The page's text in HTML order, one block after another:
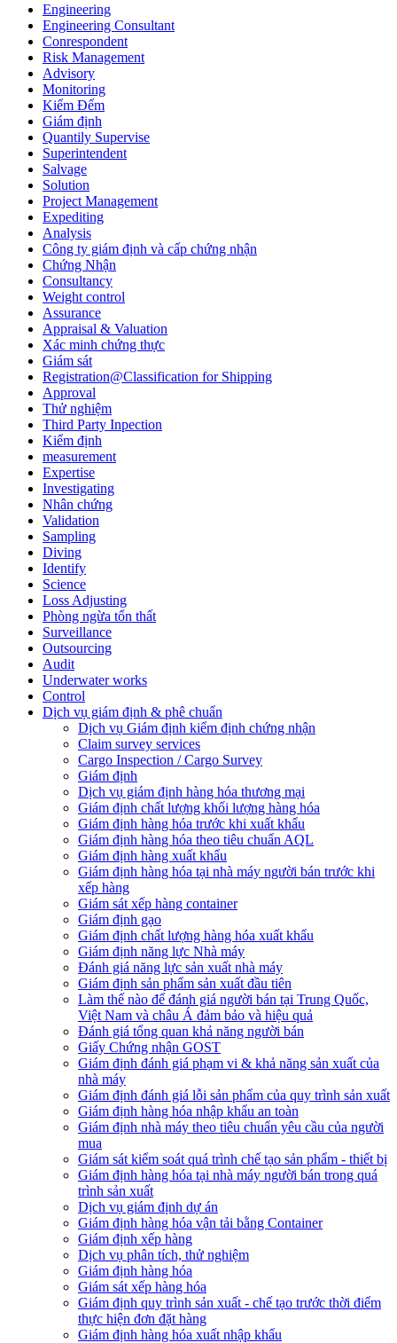
Engineering
Engineering Consultant
Conrespondent
Risk Management
Advisory
Monitoring
Kiểm Đếm
Giám định
Quantily Supervise
Superintendent
Salvage
Solution
Project Management
Expediting
Analysis
Công ty giám định và cấp chứng nhận
Chứng Nhận
Consultancy
Weight control
Assurance
Appraisal & Valuation
Xác minh chứng thực
Giám sát
Registration@Classification for Shipping
Approval
Thử nghiệm
Third Party Inpection
Kiểm định
measurement
Expertise
Investigating
Nhân chứng
Validation
Sampling
Diving
Identify
Science
Loss Adjusting
Phòng ngừa tổn thất
Surveillance
Outsourcing
Audit
Underwater works
Control
Dịch vụ giám định & phê chuẩn
Dịch vụ Giám định kiểm định chứng nhận
Claim survey services
Cargo Inspection / Cargo Survey
Giám định
Dịch vụ giám định hàng hóa thương mại
Giám định chất lượng khối lượng hàng hóa
Giám định hàng hóa trước khi xuất khẩu
Giám định hàng hóa theo tiêu chuẩn AQL
Giám định hàng xuất khẩu
Giám định hàng hóa tại nhà máy người bán trước khi
xếp hàng
Giám sát xếp hàng container
Giám định gạo
Giám định chất lượng hàng hóa xuất khẩu
Giám định năng lực Nhà máy
Đánh giá năng lực sản xuất nhà máy
Giám định sản phẩm sản xuất đầu tiên
Làm thế nào để đánh giá người bán tại Trung Quốc,
Việt Nam và châu Á đảm bảo và hiệu quả
Đánh giá tổng quan khả năng người bán
Giấy Chứng nhận GOST
Giám định đánh giá phạm vi & khả năng sản xuất của
nhà máy
Giám định đánh giá lỗi sản phẩm của quy trình sản xuất
Giám định hàng hóa nhập khẩu an toàn
Giám định nhà máy theo tiêu chuẩn yêu cầu của người
mua
Giám sát kiểm soát quá trình chế tạo sản phẩm - thiết bị
Giám định hàng hóa tại nhà máy người bán trong quá
trình sản xuất
Dịch vụ giám định dự án
Giám định hàng hóa vận tải bằng Container
Giám định xếp hàng
Dịch vụ phân tích, thử nghiệm
Giám định hàng hóa
Giám sát xếp hàng hóa
Giám định quy trình sản xuất - chế tạo trước thời điểm
thực hiện đơn đặt hàng
Giám định hàng hóa xuất nhập khẩu